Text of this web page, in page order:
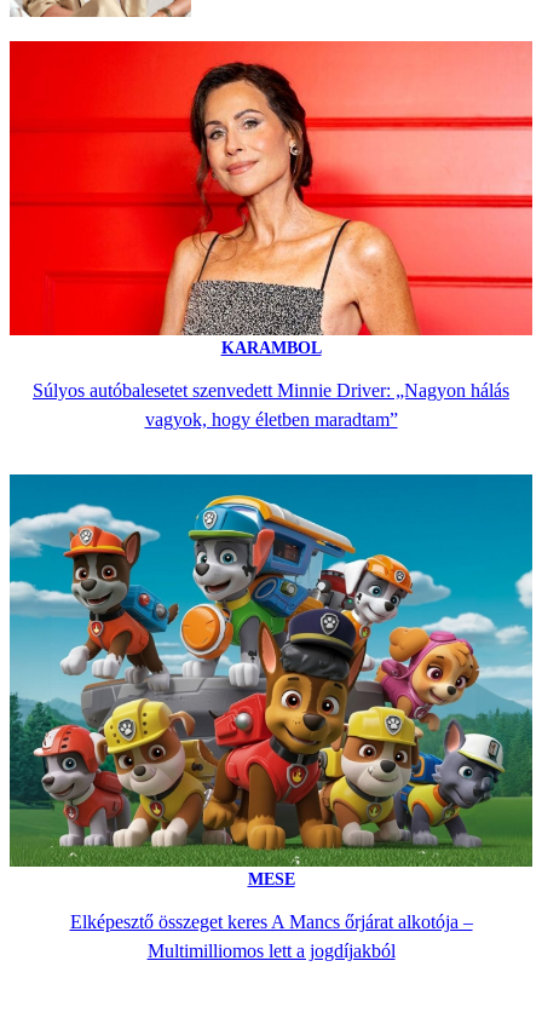
KARAMBOL
Súlyos autóbalesetet szenvedett Minnie Driver: „Nagyon hálás
vagyok, hogy életben maradtam”
MESE
Elképesztő összeget keres A Mancs őrjárat alkotója –
Multimilliomos lett a jogdíjakból